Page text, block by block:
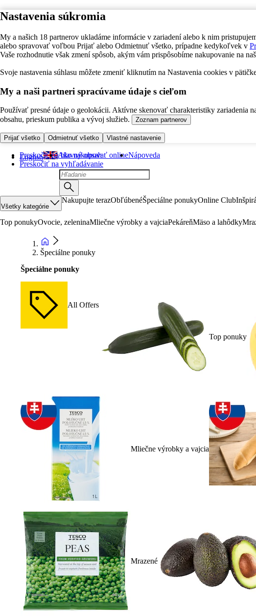
Nastavenia súkromia
My a našich 18 partnerov ukladáme informácie v zariadení alebo k nim
alebo spravovať voľbou Prijať alebo Odmietnuť všetko, prípadne kedykoľvek v
Vaše rozhodnutie však zmení spôsob, akým vám prispôsobíme nakupovanie na
Svoje nastavenia súhlasu môžete zmeniť kliknutím na Nastavenia cookies v
My a naši partneri spracúvame údaje s cieľom
Používať presné údaje o geolokácii. Aktívne skenovať charakteristiky zariadenia
obsahu, prieskum publika a vývoj služieb.
Zoznam partnerov
Prijať všetko Odmietnuť všetko Vlastné nastavenie
Preskočiť na hlavný obsah
Preskočiť na vyhľadávanie
English Ako nakupovať onlineNápoveda
Všetky kategórie
Nakupujte terazObľúbenéŠpeciálne ponukyOnline Club
Top ponukyOvocie, zeleninaMliečne výrobky a vajciaPekáreňMäso a lahôdky
Špeciálne ponuky
Špeciálne ponuky
All Offers
Top ponuky
Mliečne výrobky a vajcia
Mrazené